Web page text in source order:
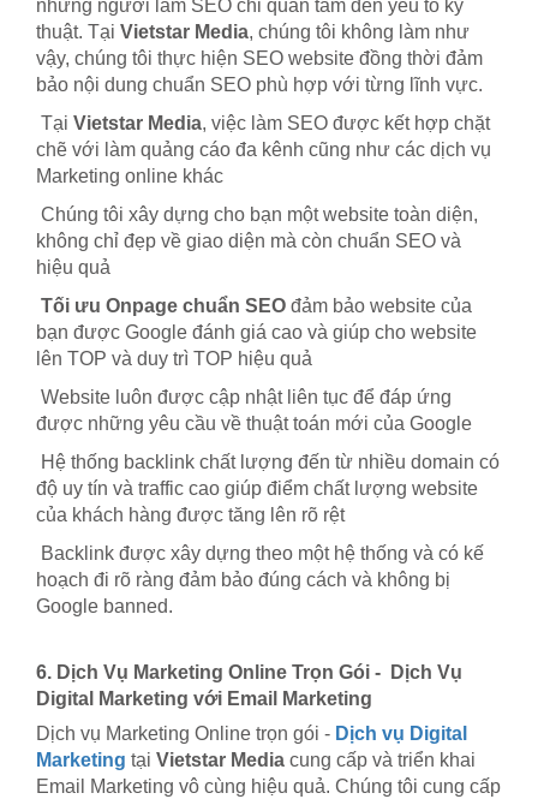
những người làm SEO chỉ quan tâm đến yếu tố kỹ
thuật. Tại Vietstar Media, chúng tôi không làm như
vậy, chúng tôi thực hiện SEO website đồng thời đảm
bảo nội dung chuẩn SEO phù hợp với từng lĩnh vực.
Tại Vietstar Media, việc làm SEO được kết hợp chặt
chẽ với làm quảng cáo đa kênh cũng như các dịch vụ
Marketing online khác
Chúng tôi xây dựng cho bạn một website toàn diện,
không chỉ đẹp về giao diện mà còn chuẩn SEO và
hiệu quả
Tối ưu Onpage chuẩn SEO đảm bảo website của
bạn được Google đánh giá cao và giúp cho website
lên TOP và duy trì TOP hiệu quả
Website luôn được cập nhật liên tục để đáp ứng
được những yêu cầu về thuật toán mới của Google
Hệ thống backlink chất lượng đến từ nhiều domain có
độ uy tín và traffic cao giúp điểm chất lượng website
của khách hàng được tăng lên rõ rệt
Backlink được xây dựng theo một hệ thống và có kế
hoạch đi rõ ràng đảm bảo đúng cách và không bị
Google banned.
6. Dịch Vụ Marketing Online Trọn Gói - Dịch Vụ
Digital Marketing với Email Marketing
Dịch vụ Marketing Online trọn gói - Dịch vụ Digital
Marketing tại Vietstar Media cung cấp và triển khai
Email Marketing vô cùng hiệu quả. Chúng tôi cung cấp